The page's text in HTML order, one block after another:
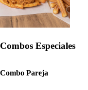
Combos Especiales
Combo Pareja